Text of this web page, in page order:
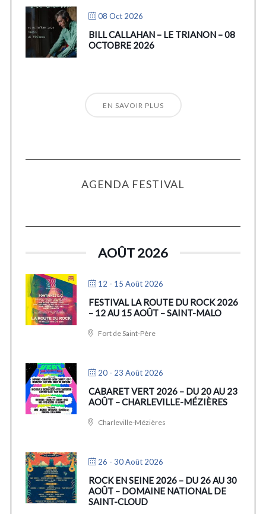
08 Oct 2026
BILL CALLAHAN – LE TRIANON – 08
OCTOBRE 2026
EN SAVOIR PLUS
AGENDA FESTIVAL
AOÛT 2026
12 - 15 Août 2026
FESTIVAL LA ROUTE DU ROCK 2026
– 12 AU 15 AOÛT – SAINT-MALO
Fort de Saint-Père
20 - 23 Août 2026
CABARET VERT 2026 – DU 20 AU 23
AOÛT – CHARLEVILLE-MÉZIÈRES
Charleville-Mézières
26 - 30 Août 2026
ROCK EN SEINE 2026 – DU 26 AU 30
AOÛT – DOMAINE NATIONAL DE
SAINT-CLOUD